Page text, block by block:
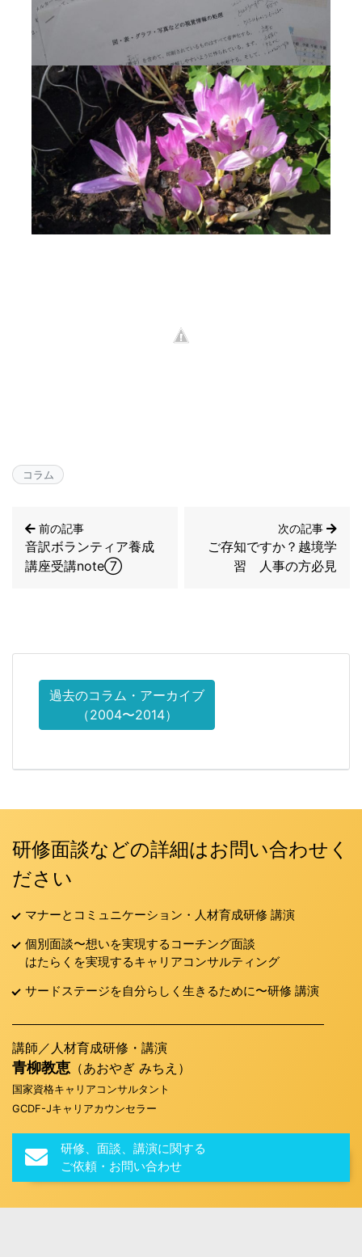
コラム
前の記事
音訳ボランティア養成
講座受講note⑦
次の記事
ご存知ですか？越境学
習 人事の方必見
過去のコラム・アーカイブ
（2004〜2014）
研修面談などの詳細はお問い合わせく
ださい
マナーとコミュニケーション・人材育成研修 講演
個別面談〜想いを実現するコーチング面談
はたらくを実現するキャリアコンサルティング
サードステージを自分らしく生きるために〜研修 講演
講師／人材育成研修・講演
青柳教恵 （あおやぎ みちえ）
国家資格キャリアコンサルタント
GCDF-Jキャリアカウンセラー
研修、面談、講演に関する
ご依頼・お問い合わせ